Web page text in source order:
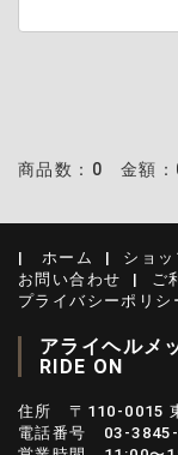
商品数：0 金額：
ホーム ショ
お問い合わせ
ご
プライバシーポリシ
アライヘルメ
RIDE ON
住所 〒110-0015
電話番号 03-3845-